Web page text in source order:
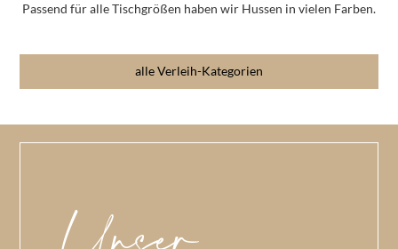
Passend für alle Tischgrößen haben wir Hussen in vielen Farben.
alle Verleih-Kategorien